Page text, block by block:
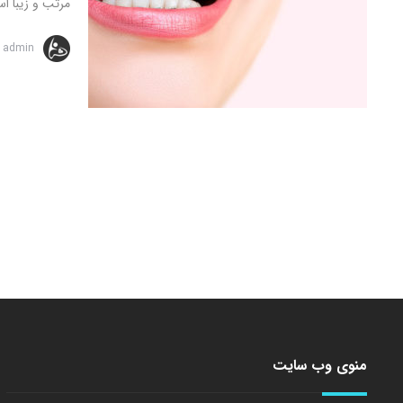
admin
منوی وب سایت